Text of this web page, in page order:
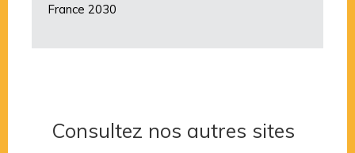
France 2030
Consultez nos autres sites